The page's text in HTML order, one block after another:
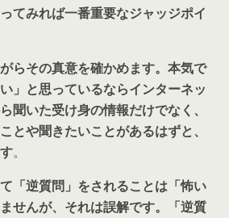
てみれば一番重要なジャッジポイ
らその真意を確かめます。 本気で
」と思っているならインターネッ
聞いた受け身の情報だけでなく、
とや聞きたいことがあるはずと、
。
「逆質問」をされることは「怖い
せんが、それは誤解です。「逆質